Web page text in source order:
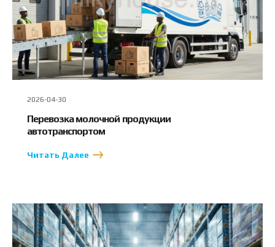
2026-04-30
Перевозка молочной продукции
автотранспортом
Читать Далее